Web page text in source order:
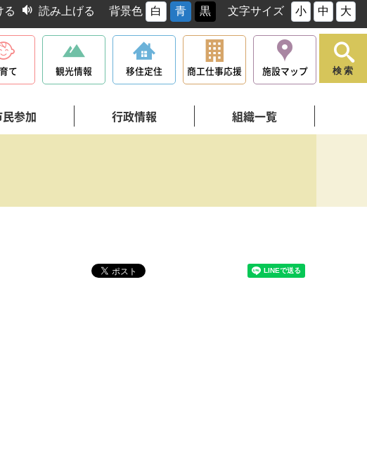
る 読み上げる 背景色 白 青 黒 文字サイズ 小 中 大
て 観光情報 移住定住 商工仕事応援 施設マップ
参加 行政情報 組織一覧
検索